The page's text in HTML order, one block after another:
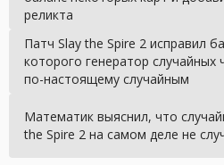
реликта
Патч Slay the Spire 2 исправил
которого генератор случайных
по-настоящему случайным
Математик выяснил, что
the Spire 2 на самом деле не